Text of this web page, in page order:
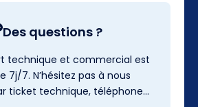
Des questions ?
technique et commercial est
7j/7. N’hésitez pas à nous
ticket technique, téléphone…